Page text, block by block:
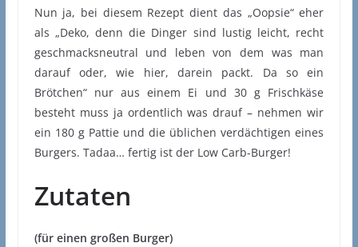
Nun ja, bei diesem Rezept dient das „Oopsie“ eher
als „Deko, denn die Dinger sind lustig leicht, recht
geschmacksneutral und leben von dem was man
darauf oder, wie hier, darein packt. Da so ein
Brötchen“ nur aus einem Ei und 30 g Frischkäse
besteht muss ja ordentlich was drauf – nehmen wir
ein 180 g Pattie und die üblichen verdächtigen eines
Burgers. Tadaa… fertig ist der Low Carb-Burger!
Zutaten
(für einen großen Burger)